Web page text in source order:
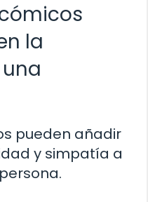
la
pueden añadir
y simpatía a